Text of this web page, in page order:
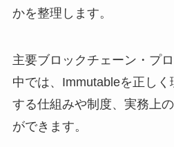
かを整理します。
主要ブロックチェーン・プ
中では、Immutableを正し
する仕組みや制度、実務上
ができます。